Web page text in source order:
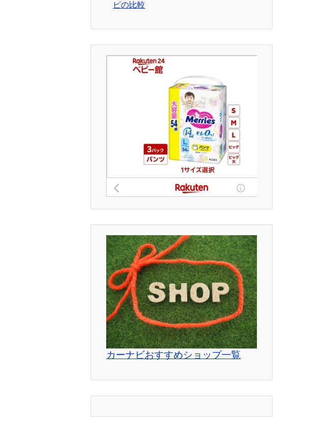
ビの比較
カーナビおすすめショップ一覧